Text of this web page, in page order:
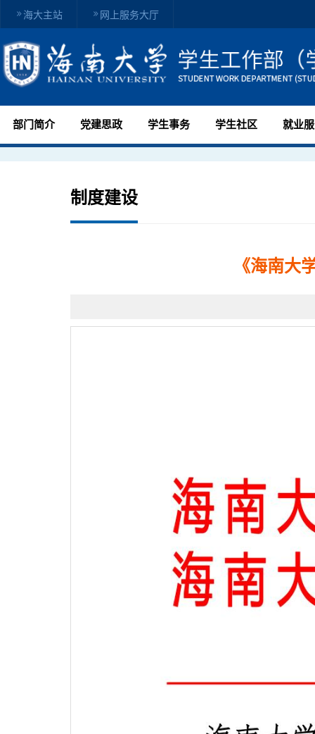
海大主站 网上服务大厅
部门简介 党建思政 学生事务 学生社区 就业
制度建设
《海南大